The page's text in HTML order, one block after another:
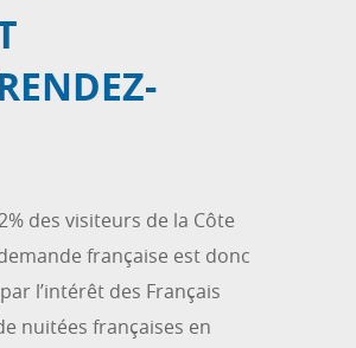
des visiteurs de la Côte
française est donc
l’intérêt des Français
nuitées françaises en